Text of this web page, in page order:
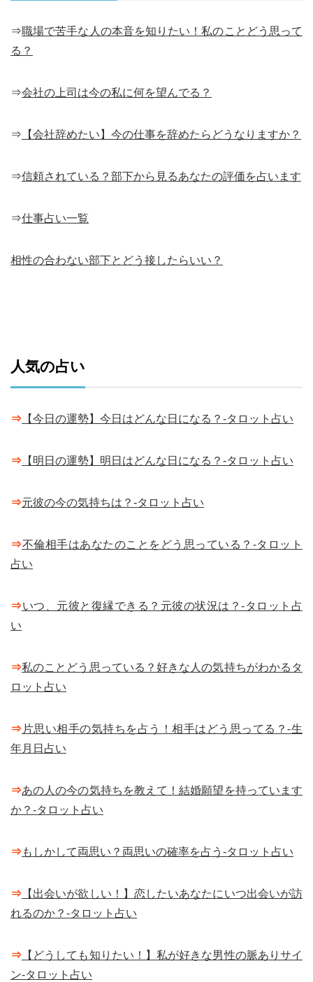
⇒職場で苦手な人の本音を知りたい！私のことどう思って
る？
⇒会社の上司は今の私に何を望んでる？
⇒ 【会社辞めたい】今の仕事を辞めたらどうなりますか？
⇒信頼されている？部下から見るあなたの評価を占います
⇒仕事占い一覧
相性の合わない部下とどう接したらいい？
人気の占い
⇒ 【今日の運勢】今日はどんな日になる？-タロット占い
⇒ 【明日の運勢】明日はどんな日になる？-タロット占い
⇒元彼の今の気持ちは？-タロット占い
⇒不倫相手はあなたのことをどう思っている？-タロット
占い
⇒いつ、元彼と復縁できる？元彼の状況は？-タロット占
い
⇒私のことどう思っている？好きな人の気持ちがわかるタ
ロット占い
⇒ 片思い相手の気持ちを占う！相手はどう思ってる？-生
年月日占い
⇒あの人の今の気持ちを教えて！結婚願望を持っています
か？-タロット占い
⇒もしかして両思い？両思いの確率を占う-タロット占い
⇒ 【出会いが欲しい！】恋したいあなたにいつ出会いが訪
れるのか？-タロット占い
⇒ 【どうしても知りたい！】私が好きな男性の脈ありサイ
ン-タロット占い